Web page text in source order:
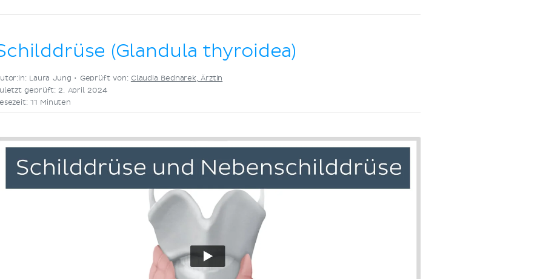
(Glandula thyroidea)
Laura Jung • Geprüft von: Claudia Bednarek, Ärztin
geprüft: 2. April 2024
11 Minuten